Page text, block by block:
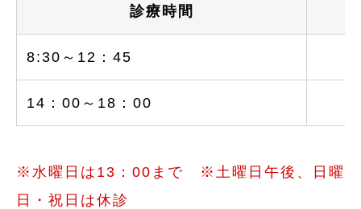
診療時間
8:30～12：45
14：00～18：00
※水曜日は13：00まで ※土曜日午後、日曜
日・祝日は休診